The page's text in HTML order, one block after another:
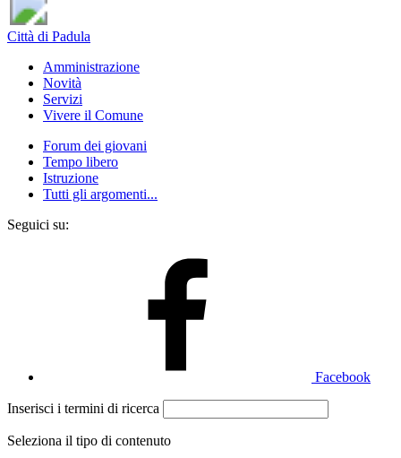
Città di Padula
Amministrazione
Novità
Servizi
Vivere il Comune
Forum dei giovani
Tempo libero
Istruzione
Tutti gli argomenti...
Seguici su:
Facebook
Inserisci i termini di ricerca
Seleziona il tipo di contenuto